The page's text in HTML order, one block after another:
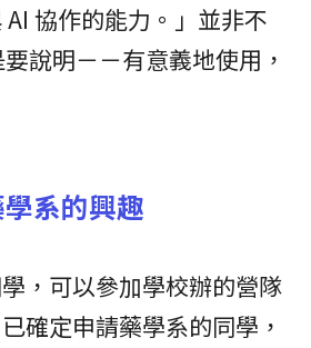
協作的能力。」並非不
說明－－有意義地使用，
系的興趣
，可以參加學校辦的營隊
確定申請藥學系的同學，